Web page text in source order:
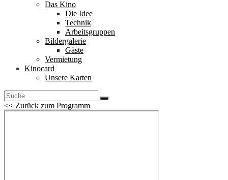
Das Kino
Die Idee
Technik
Arbeitsgruppen
Bildergalerie
Gäste
Vermietung
Kinocard
Unsere Karten
<< Zurück zum Programm